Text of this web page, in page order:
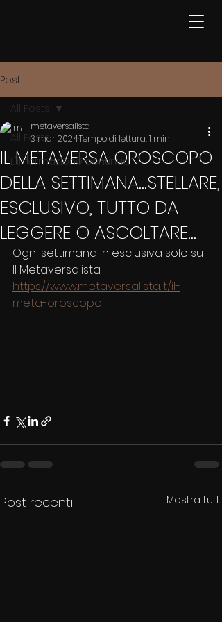
Post
All Posts
L'informazione continua
All Posts
IL METAVERSA OROSCOPO
DELLA SETTIMANA...STELLARE,
ESCLUSIVO, TUTTO DA
LEGGERE O ASCOLTARE...
metaversalista
3 mar 2024Tempo di lettura: 1 min
Ogni settimana in esclusiva solo su
Il Metaversalista
https://www.metaversalista.it/il-
meta-oroscopo
Post recenti Mostra tutti